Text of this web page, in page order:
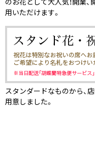
用いただけます。
スタンダードなものから、
用意しました。